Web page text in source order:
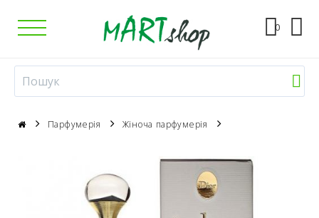
0
Парфумерія Жіноча парфумерія